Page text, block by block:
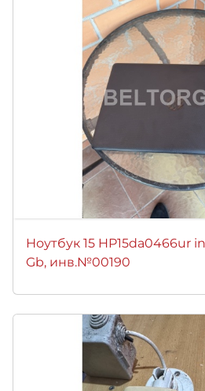
Ноутбук 15 HP15da0466ur
Gb, инв.№00190